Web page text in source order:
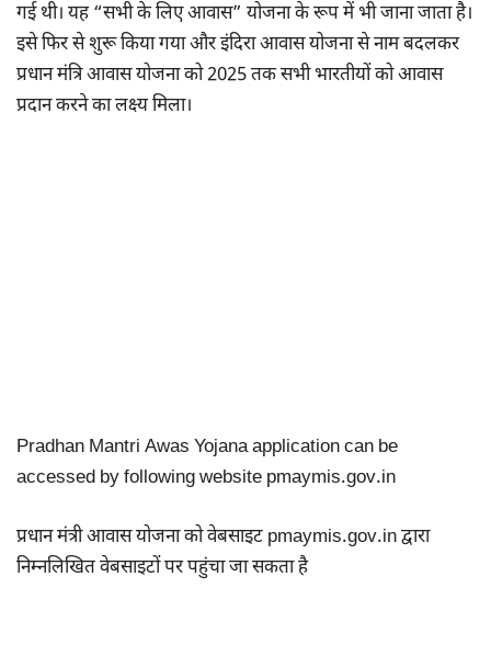
गई थी। यह “सभी के लिए आवास” योजना के रूप में भी जाना जाता है।
इसे फिर से शुरू किया गया और इंदिरा आवास योजना से नाम बदलकर
प्रधान मंत्रि आवास योजना को 2025 तक सभी भारतीयों को आवास
प्रदान करने का लक्ष्य मिला।
Pradhan Mantri Awas Yojana application can be
accessed by following website pmaymis.gov.in
प्रधान मंत्री आवास योजना को वेबसाइट pmaymis.gov.in द्वारा
निम्नलिखित वेबसाइटों पर पहुंचा जा सकता है